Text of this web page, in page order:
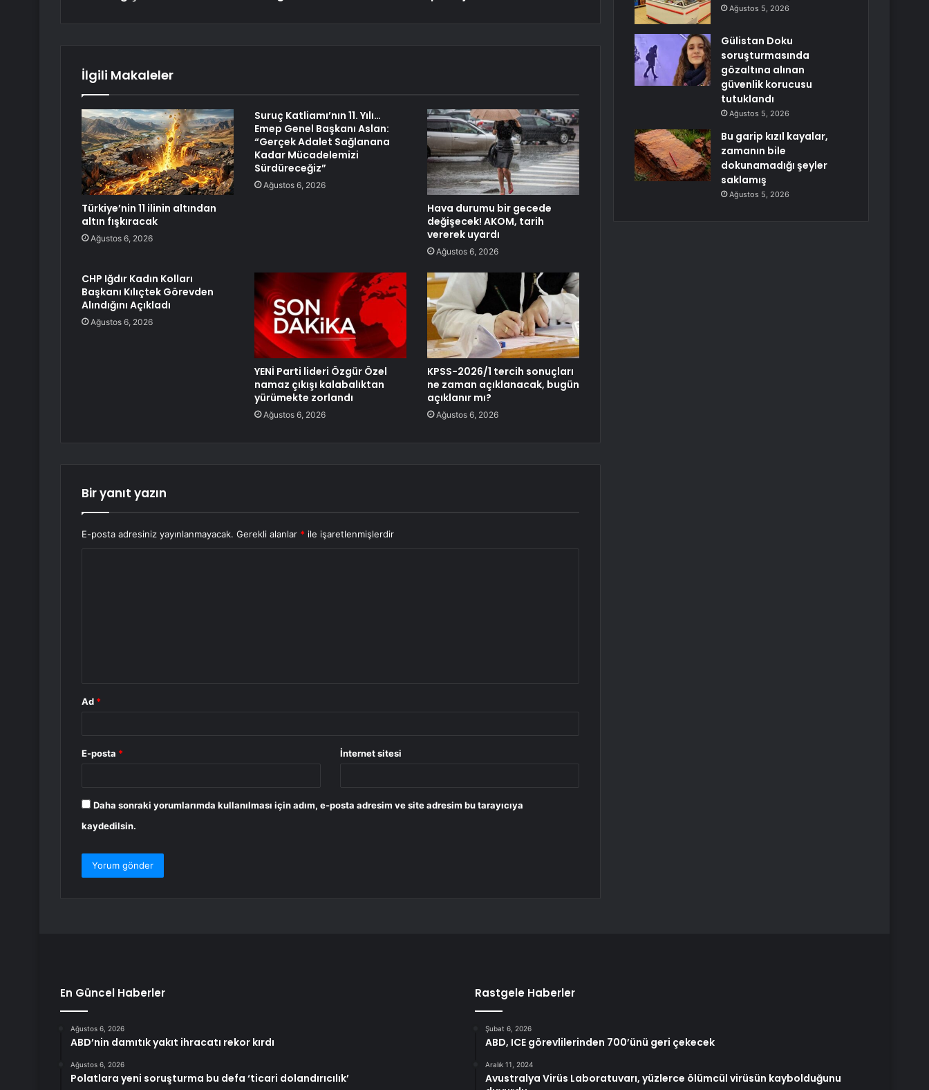
İlgili Makaleler
Türkiye’nin 11 ilinin altından
altın fışkıracak
Ağustos 6, 2026
Suruç Katliamı’nın 11. Yılı…
Emep Genel Başkanı Aslan:
“Gerçek Adalet Sağlanana
Kadar Mücadelemizi
Sürdüreceğiz”
Ağustos 6, 2026
Hava durumu bir gecede
değişecek! AKOM, tarih
vererek uyardı
Ağustos 6, 2026
CHP Iğdır Kadın Kolları
Başkanı Kılıçtek Görevden
Alındığını Açıkladı
Ağustos 6, 2026
YENİ Parti lideri Özgür Özel
namaz çıkışı kalabalıktan
yürümekte zorlandı
Ağustos 6, 2026
KPSS-2026/1 tercih sonuçları
ne zaman açıklanacak, bugün
açıklanır mı?
Ağustos 6, 2026
Bir yanıt yazın
E-posta adresiniz yayınlanmayacak. Gerekli alanlar * ile işaretlenmişlerdir
Ad *
E-posta * İnternet sitesi
Daha sonraki yorumlarımda kullanılması için adım, e-posta adresim ve site adresim bu tarayıcıya
kaydedilsin.
Ağustos 5, 2026
Gülistan Doku
soruşturmasında
gözaltına alınan
güvenlik korucusu
tutuklandı
Ağustos 5, 2026
Bu garip kızıl kayalar,
zamanın bile
dokunamadığı şeyler
saklamış
Ağustos 5, 2026
En Güncel Haberler
Ağustos 6, 2026
ABD’nin damıtık yakıt ihracatı rekor kırdı
Ağustos 6, 2026
Polatlara yeni soruşturma bu defa ‘ticari dolandırıcılık’
Rastgele Haberler
Şubat 6, 2026
ABD, ICE görevlilerinden 700’ünü geri çekecek
Aralık 11, 2024
Avustralya Virüs Laboratuvarı, yüzlerce ölümcül virüsün kaybolduğunu